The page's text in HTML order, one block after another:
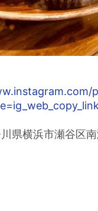
県横浜市瀬谷区